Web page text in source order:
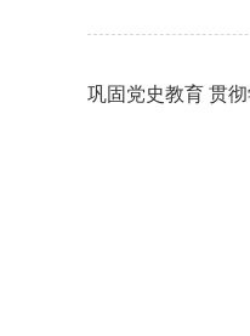
巩固党史教育 贯